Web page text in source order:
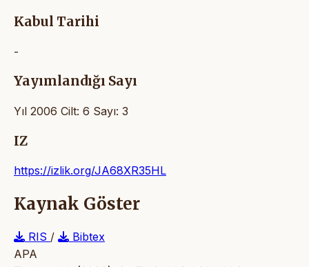
Kabul Tarihi
-
Yayımlandığı Sayı
Yıl 2006 Cilt: 6 Sayı: 3
IZ
https://izlik.org/JA68XR35HL
Kaynak Göster
RIS /
Bibtex
APA